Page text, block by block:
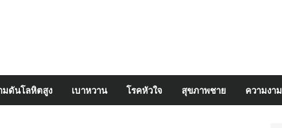
มดันโลหิตสูง เบาหวาน โรคหัวใจ สุขภาพชาย ความงาม